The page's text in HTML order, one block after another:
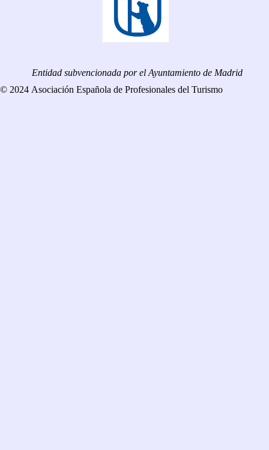
Entidad subvencionada por el Ayuntamiento de Madrid
© 2024 Asociación Española de Profesionales del Turismo